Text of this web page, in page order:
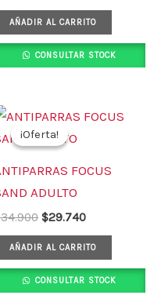
AÑADIR AL CARRITO
CONSULTAR STOCK
¡Oferta!
¡Oferta!
FOCUS
ADULTO
34.900
El
original
$34.900.
$29.740
El
$29.740.
AÑADIR AL CARRITO
CONSULTAR STOCK